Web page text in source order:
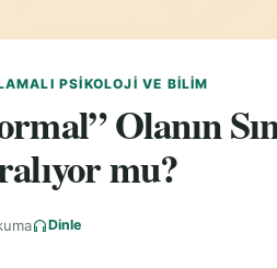
PSIKOLOJI VE BILIM
Olanın
mu?
Dinle